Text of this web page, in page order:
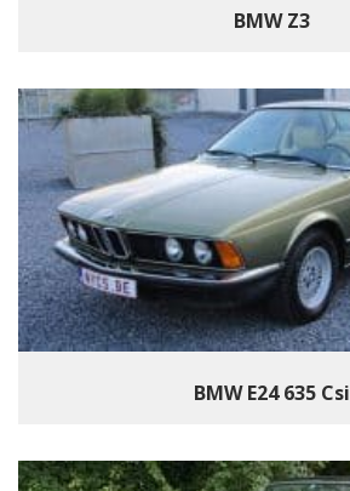
BMW Z3
BMW E24 635 Csi